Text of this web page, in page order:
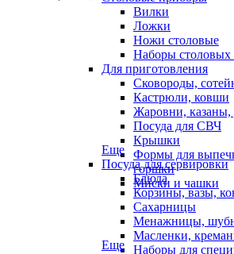
Вилки
Ложки
Ножи столовые
Наборы столовых
Для приготовления
Сковороды,
Кастрюли, ковши
Жаровни, казаны,
Посуда для СВЧ
Крышки
Формы для
горшки
Миски и чашки
Еще
Посуда для сервировки
Блюда
Корзины, вазы,
Сахарницы
Менажницы,
Масленки,
Наборы для
Еще